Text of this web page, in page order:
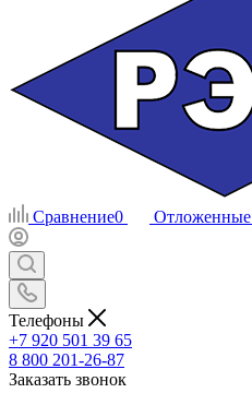
Сравнение0 Отложенные
Телефоны
+7 920 501 39 65
8 800 201-26-87
Заказать звонок